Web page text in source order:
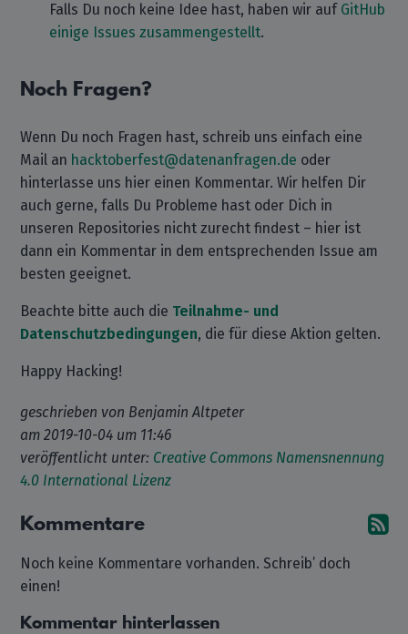
Falls Du noch keine Idee hast, haben wir auf GitHub
einige Issues zusammengestellt.
Noch Fragen?
Wenn Du noch Fragen hast, schreib uns einfach eine
Mail an hacktoberfest@datenanfragen.de oder
hinterlasse uns hier einen Kommentar. Wir helfen Dir
auch gerne, falls Du Probleme hast oder Dich in
unseren Repositories nicht zurecht findest – hier ist
dann ein Kommentar in dem entsprechenden Issue am
besten geeignet.
Beachte bitte auch die Teilnahme- und
Datenschutzbedingungen, die für diese Aktion gelten.
Happy Hacking!
geschrieben von Benjamin Altpeter
am2019-10-04 um 11:46
veröffentlicht unter: Creative Commons Namensnennung
4.0 International Lizenz
Kommentare
Noch keine Kommentare vorhanden. Schreib’ doch
einen!
Kommentar hinterlassen